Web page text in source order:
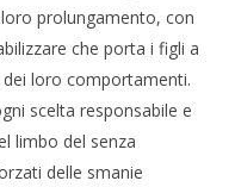
prolungamento, con
che porta i figli a
loro comportamenti.
scelta responsabile e
limbo del senza
delle smanie